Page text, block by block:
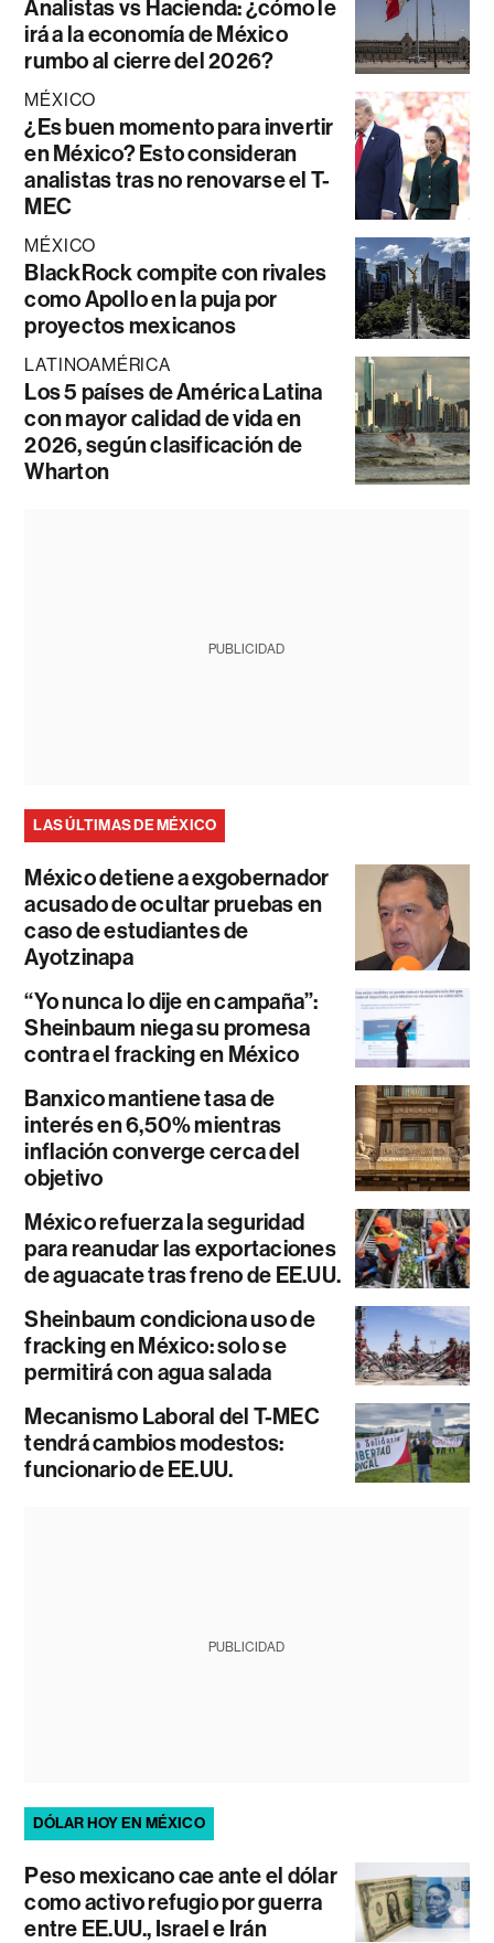
Analistas vs Hacienda: ¿cómo le
irá a la economía de México
rumbo al cierre del 2026?
MÉXICO
¿Es buen momento para invertir
en México? Esto consideran
analistas tras no renovarse el T-
MEC
MÉXICO
BlackRock compite con rivales
como Apollo en la puja por
proyectos mexicanos
LATINOAMÉRICA
Los 5 países de América Latina
con mayor calidad de vida en
2026, según clasificación de
Wharton
PUBLICIDAD
LAS ÚLTIMAS DE MÉXICO
México detiene a exgobernador
acusado de ocultar pruebas en
caso de estudiantes de
Ayotzinapa
“Yo nunca lo dije en campaña”:
Sheinbaum niega su promesa
contra el fracking en México
Banxico mantiene tasa de
interés en 6,50% mientras
inflación converge cerca del
objetivo
México refuerza la seguridad
para reanudar las exportaciones
de aguacate tras freno de EE.UU.
Sheinbaum condiciona uso de
fracking en México: solo se
permitirá con agua salada
Mecanismo Laboral del T-MEC
tendrá cambios modestos:
funcionario de EE.UU.
PUBLICIDAD
DÓLAR HOY EN MÉXICO
Peso mexicano cae ante el dólar
como activo refugio por guerra
entre EE.UU., Israel e Irán